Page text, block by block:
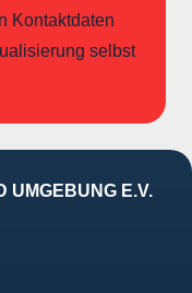
Kontaktdaten
selbst
UMGEBUNG E.V.